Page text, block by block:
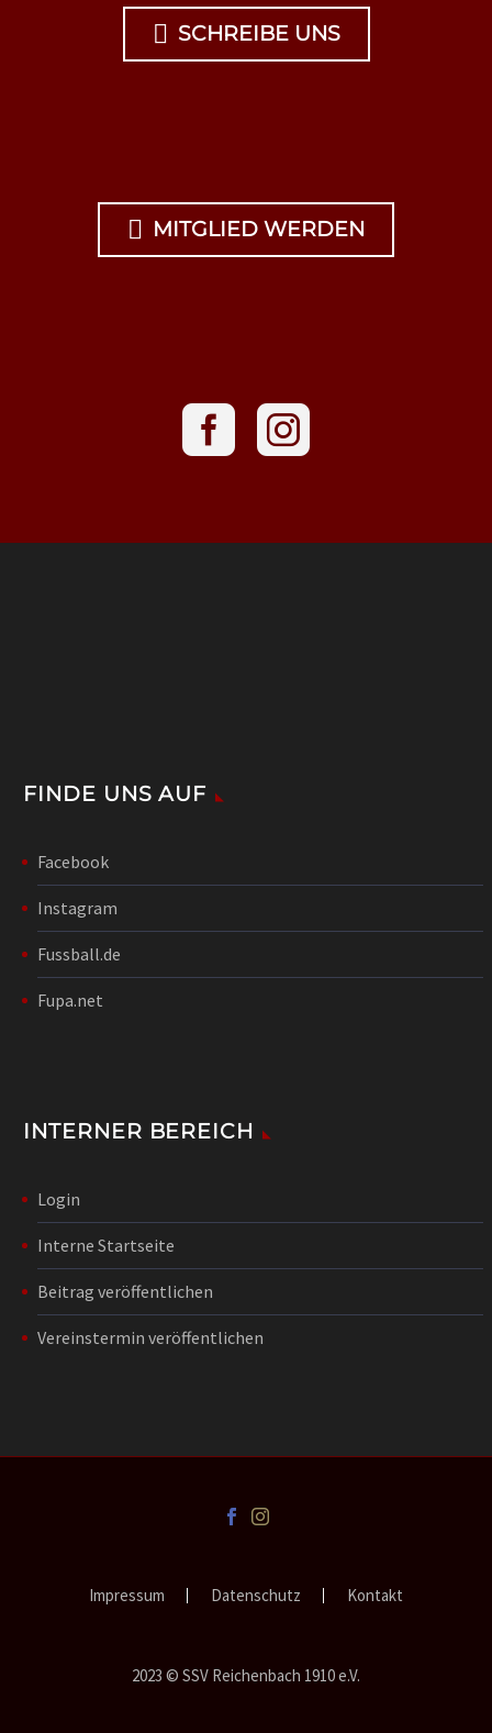
 SCHREIBE UNS
 MITGLIED WERDEN
FINDE UNS AUF
Facebook
Instagram
Fussball.de
Fupa.net
INTERNER BEREICH
Login
Interne Startseite
Beitrag veröffentlichen
Vereinstermin veröffentlichen
Impressum Datenschutz Kontakt
2023 © SSV Reichenbach 1910 e.V.